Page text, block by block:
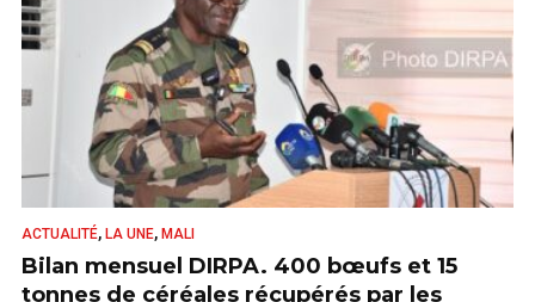
ACTUALITÉ, LA UNE, MALI
Bilan mensuel DIRPA. 400 bœufs et 15
tonnes de céréales récupérés par les